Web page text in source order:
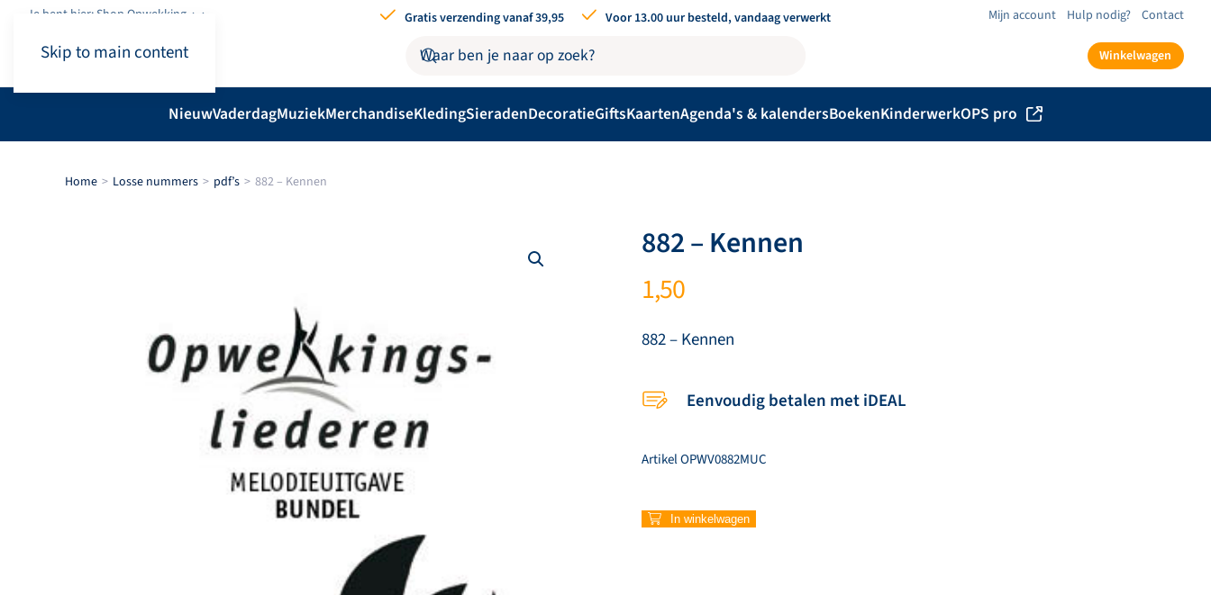
Skip to main content
Je bent hier: Shop.Opwekking Gratis verzending vanaf 39,95 Voor 13.00 uur besteld, vandaag verwerkt Mijn account Hulp nodig? Contact
Winkelwagen
NieuwVaderdagMuziekMerchandiseKledingSieradenDecoratieGiftsKaartenAgenda's & kalendersBoekenKinderwerkOPS pro
Home Losse nummers pdf’s 882 – Kennen
882 – Kennen
1,50
882 – Kennen
Eenvoudig betalen met iDEAL
ArtikelOPWV0882MUC
882
–
In winkelwagen